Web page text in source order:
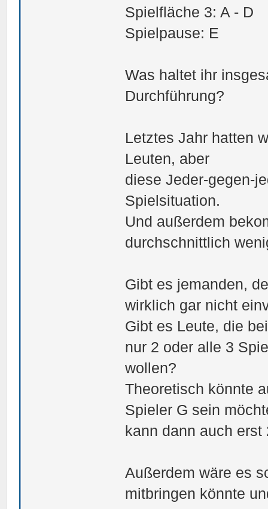
Spielfläche 3: A - D
Spielpause: E
Was haltet ihr
Durchführung?
Letztes Jahr hatten
Leuten, aber
diese Jeder-gegen-
Spielsituation.
Und außerdem
durchschnittlich
Gibt es jemanden,
wirklich gar nicht
Gibt es Leute, die
nur 2 oder alle 3
wollen?
Theoretisch könnte
Spieler G sein
kann dann auch
Außerdem wäre es
mitbringen könnte